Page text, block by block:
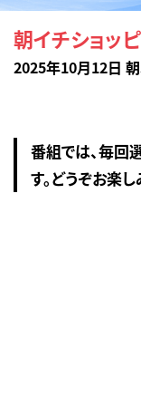
朝イチショッ
2025年10月12日
番組では、毎回
す。どうぞお楽し